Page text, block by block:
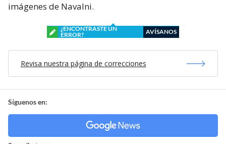
imágenes de Navalni.
¿ENCONTRASTE UN
ERROR?
AVÍSANOS
Revisa nuestra página de correcciones
Síguenos en: